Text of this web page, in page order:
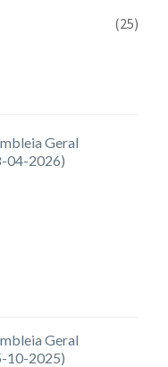
(25)
Geral
04-2026)
Geral
10-2025)